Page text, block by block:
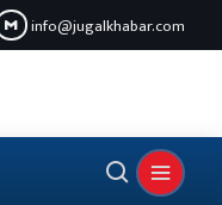
info@jugalkhabar.com